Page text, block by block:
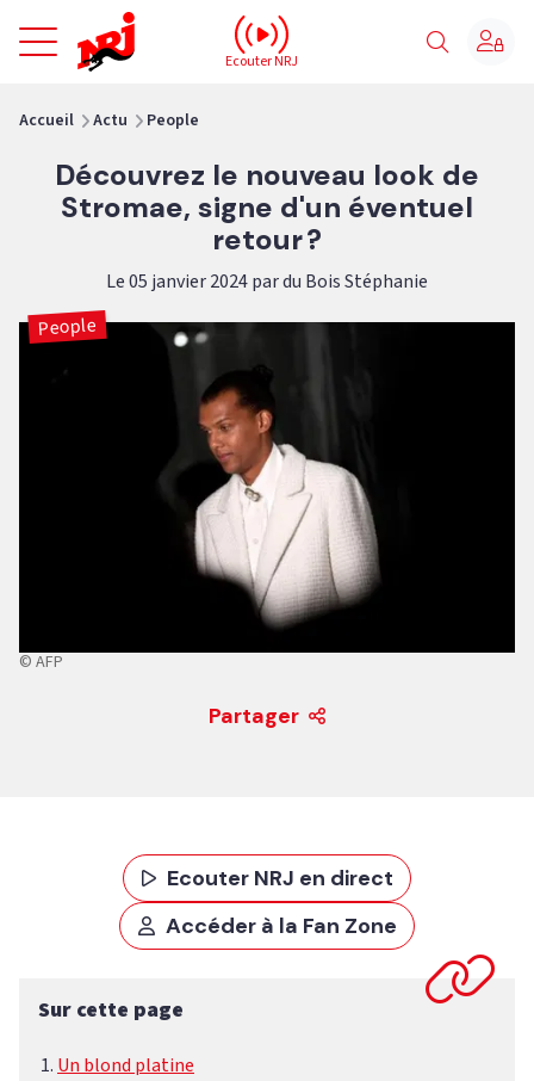
NRJ - Accueil
Ecouter NRJ
Accueil Actu People
Découvrez le nouveau look de
Stromae, signe d'un éventuel
retour ?
Le 05 janvier 2024 par du Bois Stéphanie
People
© AFP
Partager
Ecouter NRJ en direct
Accéder à la Fan Zone
Sur cette page
Un blond platine